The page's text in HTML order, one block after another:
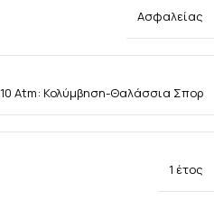
Ασφαλείας
10 Atm: Κολύμβηση-Θαλάσσια Σπορ
1 έτος